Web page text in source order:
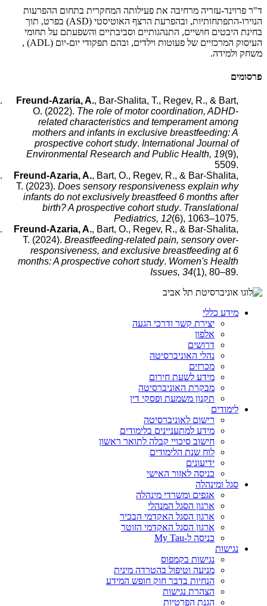
ד"ר פרוינד-עזריה מרחיבה את פעילותה המחקרית בתחום ההפרעות
הנוירו-התפתחותיות, ובהפרעת הרצף האוטיסטי (ASD) בפרט, תוך
בחינת היבטים חושיים, התנהגותיים וסביבתיים והשפעתם על תחומי
העיסוק המרכזיים של פעוטות וילדים, ובהם תפקודי יום-יום (ADL) ,
משחק ולמידה.
פרסומים
Freund-Azaria, A., Bar-Shalita, T., Regev, R., & Bart,
O. (2022). The role of motor coordination, ADHD-
related characteristics and temperament among
mothers and infants in exclusive breastfeeding: A
prospective cohort study. International Journal of
Environmental Research and Public Health, 19(9),
5509.
Freund-Azaria, A., Bart, O., Regev, R., & Bar-Shalita,
T. (2023). Does sensory responsiveness explain why
infants do not exclusively breastfeed 6 months after
birth? A prospective cohort study. Translational
Pediatrics, 12(6), 1063–1075.
Freund-Azaria, A., Bart, O., Regev, R., & Bar-Shalita,
T. (2024). Breastfeeding-related pain, sensory over-
responsiveness, and exclusive breastfeeding at 6
months: A prospective cohort study. Women's Health
Issues, 34(1), 80–89.
מידע כללי
יצירת קשר ודרכי הגעה
אלפון
דרושים
נהלי האוניברסיטה
מכרזים
מידע לשעת חירום
מבקרת האוניברסיטה
תקנון משמעת ופסקי דין
לימודים
רישום לאוניברסיטה
מידע למתעניינים בלימודים
חישוב סיכויי קבלה לתואר ראשון
לוח שנת הלימודים
ידיעונים
כניסה לאזור האישי
סגל ומינהלה
אגפים ומשרדי מינהלה
ארגון הסגל המנהלי
ארגון הסגל האקדמי הבכיר
ארגון הסגל האקדמי הזוטר
כניסה ל-My Tau
נגישות
נגישות בקמפוס
מניעה וטיפול בהטרדה מינית
הנחיות בדבר חוק חופש המידע
הצהרת נגישות
הגנת הפרטיות